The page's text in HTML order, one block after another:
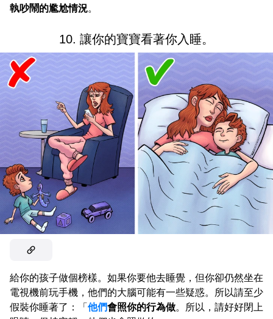
執吵鬧的尷尬情況。
10. 讓你的寶寶看著你入睡。
給你的孩子做個榜樣。如果你要他去睡覺，但你卻仍然坐在
電視機前玩手機，他們的大腦可能有一些疑惑。所以請至少
假裝你睡著了：「 他們會照你的行為做。所以，請好好閉上